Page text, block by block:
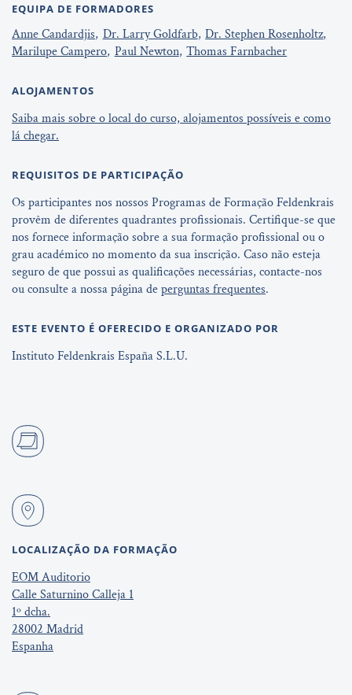
EQUIPA DE FORMADORES
Anne Candardjis Dr. Larry Goldfarb Dr. Stephen Rosenholtz
Marilupe Campero Paul Newton Thomas Farnbacher
ALOJAMENTOS
Saiba mais sobre o local do curso, alojamentos possíveis e como
lá chegar.
REQUISITOS DE PARTICIPAÇÃO
Os participantes nos nossos Programas de Formação Feldenkrais
provêm de diferentes quadrantes profissionais. Certifique-se que
nos fornece informação sobre a sua formação profissional ou o
grau académico no momento da sua inscrição. Caso não esteja
seguro de que possui as qualificações necessárias, contacte-nos
ou consulte a nossa página deperguntas frequentes.
ESTE EVENTO É OFERECIDO E ORGANIZADO POR
Instituto Feldenkrais España S.L.U.
LOCALIZAÇÃO DA FORMAÇÃO
EOM Auditorio
Calle Saturnino Calleja 1
1º dcha.
28002 Madrid
Espanha